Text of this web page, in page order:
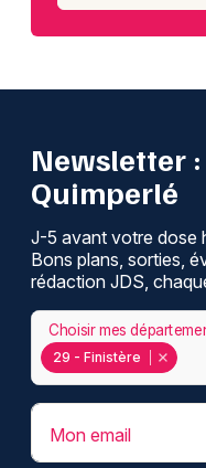
Newsletter
Quimperlé
J-5 avant votre dose
Bons plans, sorties,
rédaction JDS,
29 - Finistère
Choisir mes
Mon email